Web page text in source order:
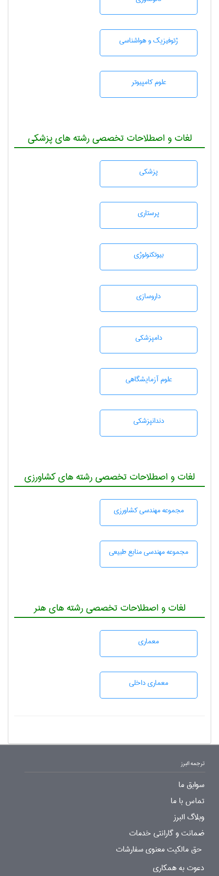
ژئوفيزيك و هواشناسی
علوم کامپیوتر
لغات و اصطلاحات تخصصی رشته های پزشکی
پزشكی
پرستاری
بيوتكنولوژی
داروسازی
دامپزشكی
علوم آزمايشگاهی
دندانپزشكی
لغات و اصطلاحات تخصصی رشته های کشاورزی
مجموعه مهندسی كشاورزی
مجموعه مهندسی منابع طبيعی
لغات و اصطلاحات تخصصی رشته های هنر
معماری
معماری داخلی
ترجمه البرز
سوابق ما
تماس با ما
وبلاگ البرز
ضمانت و گارانتی خدمات
حق مالکیت معنوی سفارشات
دعوت به همکاری